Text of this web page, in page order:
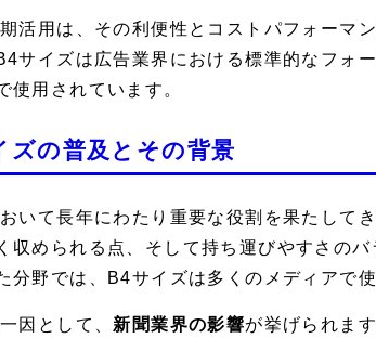
活用は、その利便性とコストパフォーマ
サイズは広告業界における標準的なフォ
使用されています。
ズの普及とその背景
いて長年にわたり重要な役割を果たして
収められる点、そして持ち運びやすさのバ
分野では、B4サイズは多くのメディアで
因として、 新聞業界の影響が挙げられま